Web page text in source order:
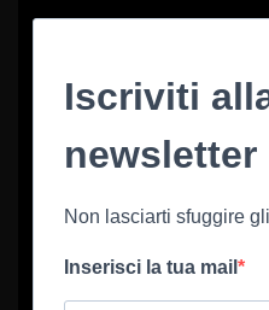
Iscriviti
newsletter
Non lasciarti sfuggire
Inserisci la tua mail